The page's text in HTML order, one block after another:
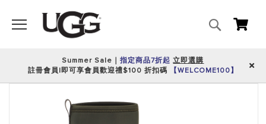
搜
我
Summer Sale｜指定商品7折起立即選購
註冊會員|即可享會員歡迎禮$100 折扣碼
【WELCOME100】